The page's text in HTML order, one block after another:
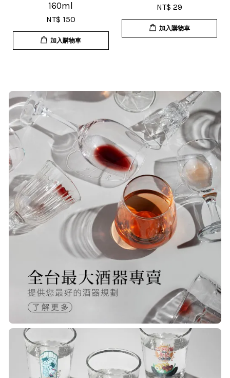
T***
貨速度快，商品品質也很ok，價格又
超值，值得推薦大家購買
S***
20/Nov/2025 10:10 am
很快就收到商品了，出貨速度相當
快，下單後很快就出貨了，商品包裝
完整，價錢也相當的不錯，值得推薦
R***
21/Nov/2025 05:25 pm
已經回購無數次，賣家態度良好，有
160ml
NT$ 150
加入購物車
NT$ 29
加入購物車